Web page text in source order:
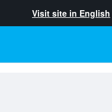
Visit site in English